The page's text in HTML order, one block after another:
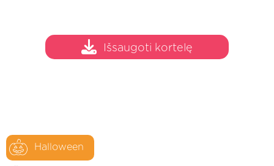
Halloween
Išsaugoti kortelę